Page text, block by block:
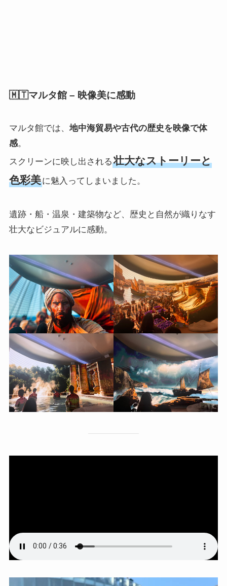
🇲🇹マルタ館 – 映像美に感動
マルタ館では、 地中海貿易や古代の歴史を映像で体
感。
スクリーンに映し出される 壮大なストーリーと
色彩美に魅入ってしまいました。
遺跡・船・温泉・建築物など、歴史と自然が織りなす
壮大なビジュアルに感動。